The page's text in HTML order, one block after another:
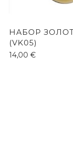
НАБОР
(VK05)
14,00 €